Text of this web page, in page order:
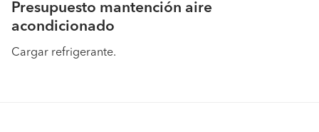
Presupuesto mantención aire
acondicionado
Cargar refrigerante.